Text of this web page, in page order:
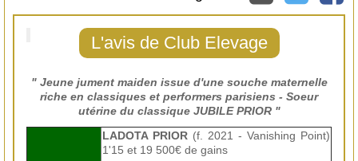
L'avis de Club Elevage
" Jeune jument maiden issue d'une souche maternelle
riche en classiques et performers parisiens - Soeur
utérine du classique JUBILE PRIOR "
LADOTA PRIOR (f. 2021 - Vanishing Point)
1'15 et 19 500€ de gains